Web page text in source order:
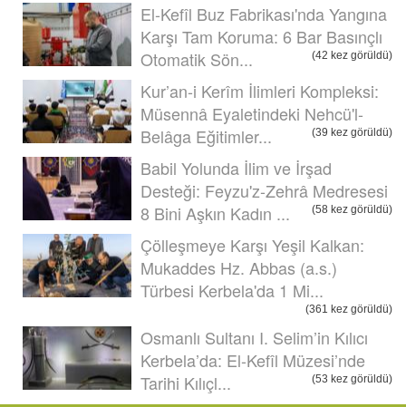
El-Kefîl Buz Fabrikası'nda Yangına
Karşı Tam Koruma: 6 Bar Basınçlı
Otomatik Sön...
(42 kez görüldü)
Kur’an-i Kerîm İlimleri Kompleksi:
Müsennâ Eyaletindeki Nehcü'l-
Belâga Eğitimler...
(39 kez görüldü)
Babil Yolunda İlim ve İrşad
Desteği: Feyzu'z-Zehrâ Medresesi
8 Bini Aşkın Kadın ...
(58 kez görüldü)
Çölleşmeye Karşı Yeşil Kalkan:
Mukaddes Hz. Abbas (a.s.)
Türbesi Kerbela'da 1 Mi...
(361 kez görüldü)
Osmanlı Sultanı I. Selim’in Kılıcı
Kerbela’da: El-Kefîl Müzesi’nde
Tarihi Kılıçl...
(53 kez görüldü)